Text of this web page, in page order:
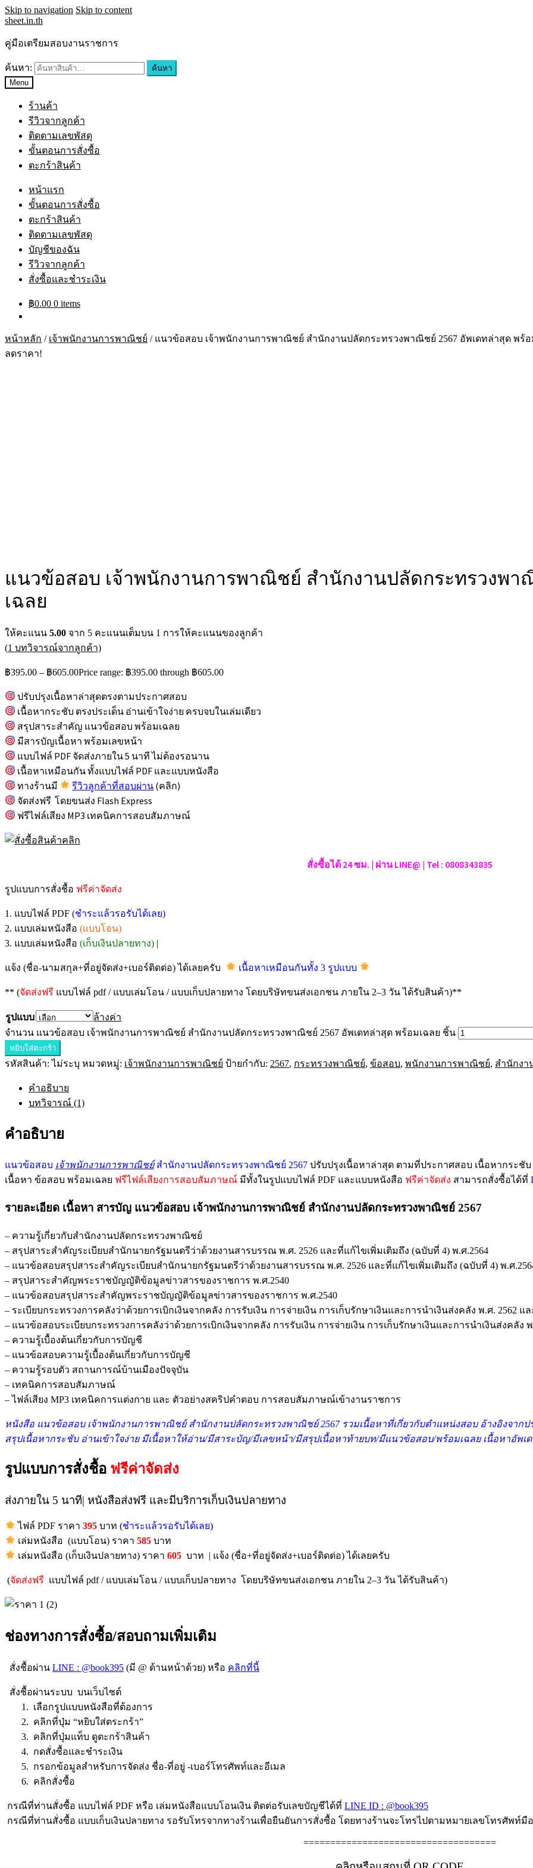
Skip to navigation Skip to content
sheet.in.th
คู่มือเตรียมสอบงานราชการ
ค้นหา:
ค้นหา
Menu
ร้านค้า
รีวิวจากลูกค้า
ติดตามเลขพัสดุ
ขั้นตอนการสั่งซื้อ
ตะกร้าสินค้า
หน้าแรก
ขั้นตอนการสั่งซื้อ
ตะกร้าสินค้า
ติดตามเลขพัสดุ
บัญชีของฉัน
รีวิวจากลูกค้า
สั่งซื้อและชำระเงิน
฿0.00 0 items
หน้าหลัก / เจ้าพนักงานการพาณิชย์ / แนวข้อสอบ เจ้าพนักงานการพาณิชย์ สำนักงานปลัดกระทรวงพาณิชย์ 2567 อัพเดทล่าสุด พร้อ
ลดราคา!
แนวข้อสอบ เจ้าพนักงานการพาณิชย์ สำนักงานปลัดกระทรวงพา
เฉลย
ให้คะแนน 5.00 จาก 5 คะแนนเต็มบน 1 การให้คะแนนของลูกค้า
(1 บทวิจารณ์จากลูกค้า)
฿395.00 – ฿605.00Price range: ฿395.00 through ฿605.00
ปรับปรุงเนื้อหาล่าสุดตรงตามประกาศสอบ
เนื้อหากระชับ ตรงประเด็น อ่านเข้าใจง่าย ครบจบในเล่มเดียว
สรุปสาระสำคัญ แนวข้อสอบ พร้อมเฉลย
มีสารบัญเนื้อหา พร้อมเลขหน้า
แบบไฟล์ PDF จัดส่งภายใน 5 นาที ไม่ต้องรอนาน
เนื้อหาเหมือนกัน ทั้งแบบไฟล์ PDF และแบบหนังสือ
ทางร้านมี
รีวิวลูกค้าที่สอบผ่าน (คลิก)
จัดส่งฟรี โดยขนส่ง Flash Express
ฟรีไฟล์เสียง MP3 เทคนิคการสอบสัมภาษณ์
สั่งซื้อได้ 24 ซม. | ผ่าน LINE@ | Tel : 0808343835
รูปแบบการสั่งชื้อ ฟรีค่าจัดส่ง
1. แบบไฟล์ PDF (ชำระแล้วรอรับได้เลย)
2. แบบเล่มหนังสือ (แบบโอน)
3. แบบเล่มหนังสือ (เก็บเงินปลายทาง) |
แจ้ง (ชื่อ-นามสกุล+ที่อยู่จัดส่ง+เบอร์ติดต่อ) ได้เลยครับ เนื้อหาเหมือนกันทั้ง 3 รูปแบบ
** (จัดส่งฟรี แบบไฟล์ pdf / แบบเล่มโอน / แบบเก็บปลายทาง โดยบริษัทขนส่งเอกชน ภายใน 2–3 วัน ได้รับสินค้า)**
รูปแบบ
ล้างค่า
จำนวน แนวข้อสอบ เจ้าพนักงานการพาณิชย์ สำนักงานปลัดกระทรวงพาณิชย์ 2567 อัพเดทล่าสุด พร้อมเฉลย ชิ้น
หยิบใส่ตะกร้า
รหัสสินค้า:ไม่ระบุ หมวดหมู่: เจ้าพนักงานการพาณิชย์ ป้ายกำกับ: 2567, กระทรวงพาณิชย์, ข้อสอบ, พนักงานการพาณิชย์, สำนักงา
คำอธิบาย
บทวิจารณ์ (1)
คำอธิบาย
แนวข้อสอบ เจ้าพนักงานการพาณิชย์สำนักงานปลัดกระทรวงพาณิชย์ 2567 ปรับปรุงเนื้อหาล่าสุด ตามที่ประกาศสอบ เนื้อหากระชับ
เนื้อหา ข้อสอบ พร้อมเฉลย ฟรีไฟล์เสียงการสอบสัมภาษณ์ มีทั้งในรูปแบบไฟล์ PDF และแบบหนังสือ ฟรีค่าจัดส่ง สามารถสั่งซื้อได้ที่
รายละเอียด เนื้อหา สารบัญ แนวข้อสอบ เจ้าพนักงานการพาณิชย์ สำนักงานปลัดกระทรวงพาณิชย์ 2567
– ความรู้เกี่ยวกับสำนักงานปลัดกระทรวงพาณิชย์
– สรุปสาระสำคัญระเบียบสำนักนายกรัฐมนตรีว่าด้วยงานสารบรรณ พ.ศ. 2526 และที่แก้ไขเพิ่มเติมถึง (ฉบับที่ 4) พ.ศ.2564
– แนวข้อสอบสรุปสาระสำคัญระเบียบสำนักนายกรัฐมนตรีว่าด้วยงานสารบรรณ พ.ศ. 2526 และที่แก้ไขเพิ่มเติมถึง (ฉบับที่ 4) พ.ศ
– สรุปสาระสำคัญพระราชบัญญัติข้อมูลข่าวสารของราชการ พ.ศ.2540
– แนวข้อสอบสรุปสาระสำคัญพระราชบัญญัติข้อมูลข่าวสารของราชการ พ.ศ.2540
– ระเบียบกระทรวงการคลังว่าด้วยการเบิกเงินจากคลัง การรับเงิน การจ่ายเงิน การเก็บรักษาเงินและการนำเงินส่งคลัง พ.ศ. 2562 แ
– แนวข้อสอบระเบียบกระทรวงการคลังว่าด้วยการเบิกเงินจากคลัง การรับเงิน การจ่ายเงิน การเก็บรักษาเงินและการนำเงินส่งคลัง
– ความรู้เบื้องต้นเกี่ยวกับการบัญชี
– แนวข้อสอบความรู้เบื้องต้นเกี่ยวกับการบัญชี
– ความรู้รอบตัว สถานการณ์บ้านเมืองปัจจุบัน
– เทคนิคการสอบสัมภาษณ์
– ไฟล์เสียง MP3 เทคนิคการแต่งกาย และ ตัวอย่างสคริปคำตอบ การสอบสัมภาษณ์เข้างานราชการ
หนังสือ แนวข้อสอบ เจ้าพนักงานการพาณิชย์ สำนักงานปลัดกระทรวงพาณิชย์ 2567 รวมเนื้อหาที่เกี่ยวกับตำแหน่งสอบ อ้างอิงจาก
สรุปเนื้อหากระชับ อ่านเข้าใจง่าย มีเนื้อหาให้อ่าน/มีสาระบัญ/มีเลขหน้า/มีสรุปเนื้อหาท้ายบท/มีแนวข้อสอบ/พร้อมเฉลย เนื้อหาอัพเ
รูปแบบการสั่งชื้อ ฟรีค่าจัดส่ง
ส่งภายใน 5 นาที| หนังสือส่งฟรี และมีบริการเก็บเงินปลายทาง
ไฟล์ PDF ราคา395 บาท (ชำระแล้วรอรับได้เลย)
เล่มหนังสือ (แบบโอน) ราคา585 บาท
เล่มหนังสือ (เก็บเงินปลายทาง) ราคา605 บาท | แจ้ง (ชื่อ+ที่อยู่จัดส่ง+เบอร์ติดต่อ) ได้เลยครับ
(จัดส่งฟรี แบบไฟล์ pdf / แบบเล่มโอน / แบบเก็บปลายทาง โดยบริษัทขนส่งเอกชน ภายใน 2–3 วัน ได้รับสินค้า)
ช่องทางการสั่งซื้อ/สอบถามเพิ่มเติม
สั่งชื้อผ่าน LINE : @book395 (มี @ ด้านหน้าด้วย) หรือ คลิกที่นี้
สั่งชื้อผ่านระบบ บนเว็บไซต์
1. เลือกรูปแบบหนังสือที่ต้องการ
2. คลิกที่ปุ่ม “หยิบใส่ตระกร้า”
3. คลิกที่ปุ่มแท็บ ดูตะกร้าสินค้า
4. กดสั่งซื้อและชำระเงิน
5. กรอกข้อมูลสำหรับการจัดส่ง ชื่อ-ที่อยู่ -เบอร์โทรศัพท์และอีเมล
6. คลิกสั่งซื้อ
กรณีที่ท่านสั่งซื้อ แบบไฟล์ PDF หรือ เล่มหนังสือแบบโอนเงิน ติดต่อรับเลขบัญชีได้ที่ LINE ID : @book395
กรณีที่ท่านสั่งซื้อ แบบเก็บเงินปลายทาง รอรับโทรจากทางร้านเพื่อยืนยันการสั่งซื้อ โดยทางร้านจะโทรไปตามหมายเลขโทรศัพท์
====================================